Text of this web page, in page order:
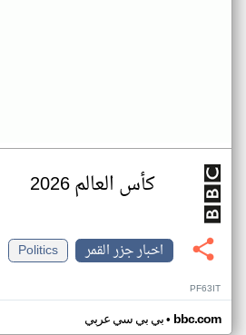
كأس العالم 2026
اخبار جزر القمر
Politics
PF63IT
بي بي سي عربي• bbc.com